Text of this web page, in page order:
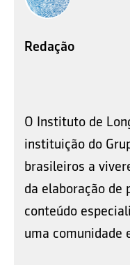
Redação
O Instituto de
instituição do
brasileiros a
da elaboração de
conteúdo
uma comunidade